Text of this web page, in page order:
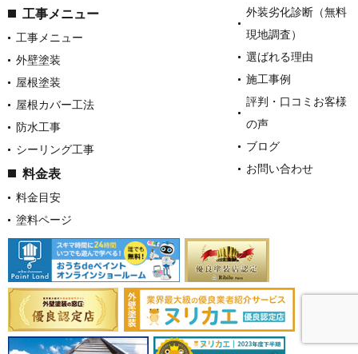
工事メニュー
工事メニュー
外壁塗装
屋根塗装
屋根カバー工法
防水工事
シーリング工事
料金表
料金目安
塗料ページ
外装劣化診断（無料
現地調査）
選ばれる理由
施工事例
評判・口コミお客様
の声
ブログ
お問い合わせ